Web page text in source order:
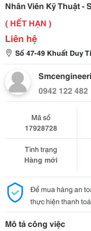
Nhân Viên Kỹ Thuật -
( HẾT HẠN )
Liên hệ
Số 47-49 Khuất Duy
0942 122 482
Mã số
17928728
Tình trạng
Hàng mới
Để mua hàng an
thực hiện thanh
Mô tả công việc